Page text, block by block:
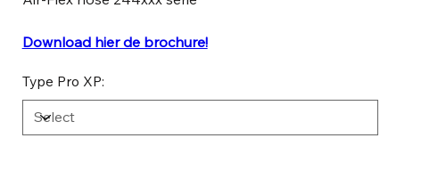
Download hier de brochure!
Type Pro XP: